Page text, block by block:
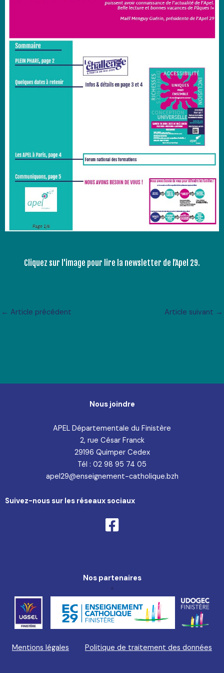
Cliquez sur l'image pour lire la newsletter de l’Apel 29.
← Article précédent Article suivant →
Nous joindre
APEL Départementale du Finistère
2, rue César Franck
29196 Quimper Cedex
Tél : 02 98 95 74 05
apel29@enseignement-catholique.bzh
Suivez-nous sur les réseaux sociaux
Nos partenaires
*
Mentions légales Politique de traitement des données